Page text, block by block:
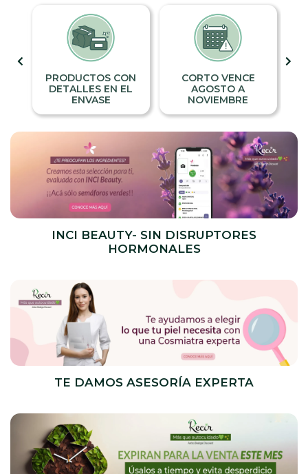
CORTO VENCE
AGOSTO A
NOVIEMBRE
ASESORÍAS
PERSONALIZADAS
INCI BEAUTY- SIN DISRUPTORES
HORMONALES
TE DAMOS ASESORÍA EXPERTA